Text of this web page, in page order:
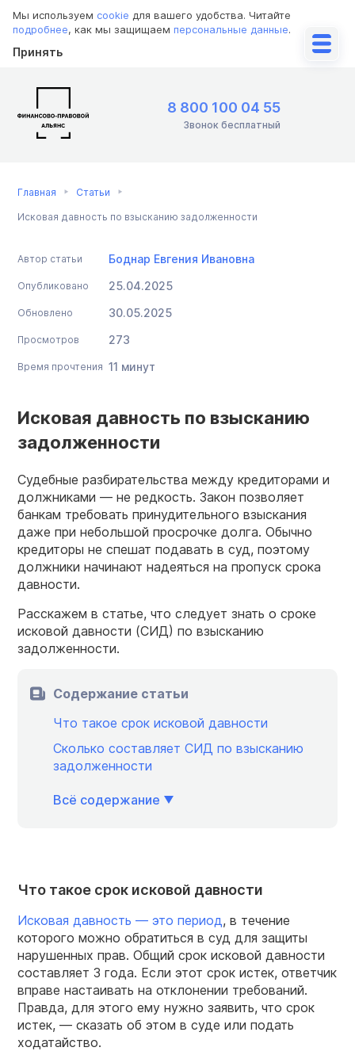
Мы используем cookie для вашего удобства. Читайте
подробнее, как мы защищаем персональные данные.
Принять
8 800 100 04 55
Звонок бесплатный
Главная Статьи
Исковая давность по взысканию задолженности
Автор статьи Боднар Евгения Ивановна
Опубликовано 25.04.2025
Обновлено 30.05.2025
Просмотров 273
Время прочтения 11 минут
Исковая давность по взысканию
задолженности
Судебные разбирательства между кредиторами и
должниками — не редкость. Закон позволяет
банкам требовать принудительного взыскания
даже при небольшой просрочке долга. Обычно
кредиторы не спешат подавать в суд, поэтому
должники начинают надеяться на пропуск срока
давности.
Расскажем в статье, что следует знать о сроке
исковой давности (СИД) по взысканию
задолженности.
Содержание статьи
Что такое срок исковой давности
Сколько составляет СИД по взысканию
задолженности
Всё содержание
Что такое срок исковой давности
Исковая давность — это период, в течение
которого можно обратиться в суд для защиты
нарушенных прав. Общий срок исковой давности
составляет 3 года. Если этот срок истек, ответчик
вправе настаивать на отклонении требований.
Правда, для этого ему нужно заявить, что срок
истек, — сказать об этом в суде или подать
ходатайство.